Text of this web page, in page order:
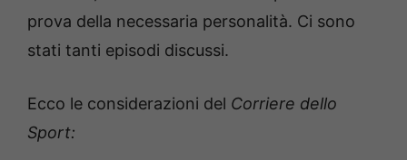
prova della necessaria personalità. Ci sono
stati tanti episodi discussi.
Ecco le considerazioni del Corriere dello
Sport: